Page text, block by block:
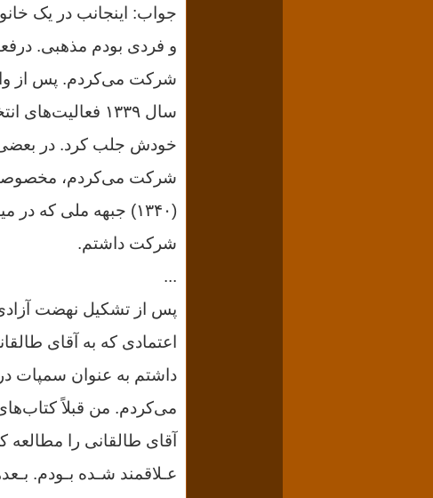
جواب: اینجانب در یک
و فردی بودم مذهبی.
شرکت می‌کردم. پس از
سال ۱۳۳۹
خودش جلب کرد. در بعضی
(۱۳۴۰) جبهه ملی که در
شرکت داشتم.
...
پس از تشکیل نهضت
اعتمادی که به آقای
داشتم به عنوان سمپات
می‌کردم. من قبلاً
آقای طالقانی را مطالعه
عـلاقمند شـده بـودم.